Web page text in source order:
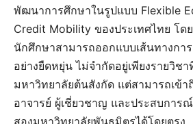
พัฒนาการศึกษาในรูปแบบ Flexible
Credit Mobility ของประเทศไทย โด
นักศึกษาสามารถออกแบบเส้นทางการ
อย่างยืดหยุ่น ไม่จำกัดอยู่เพียงรายวิช
มหาวิทยาลัยต้นสังกัด แต่สามารถเข้า
อาจารย์ ผู้เชี่ยวชาญ และประสบการ